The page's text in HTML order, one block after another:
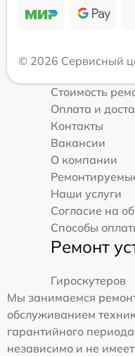
© 2026 Сервисный
Стоимость
Оплата и
Контакты
Вакансии
О компании
Наши услуги
Согласие на
Способы
Ремонт
Гироскутеров
Мы занимаемся
обслуживанием
гарантийного
независимо и не